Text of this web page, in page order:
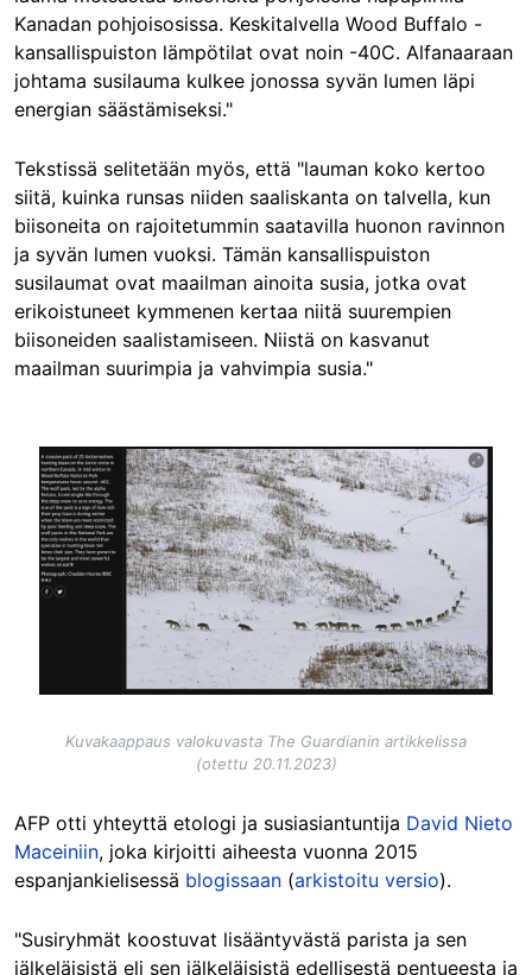
Kanadan pohjoisosissa. Keskitalvella Wood Buffalo -
kansallispuiston lämpötilat ovat noin -40C. Alfanaaraan
johtama susilauma kulkee jonossa syvän lumen läpi
energian säästämiseksi."
Tekstissä selitetään myös, että "lauman koko kertoo
siitä, kuinka runsas niiden saaliskanta on talvella, kun
biisoneita on rajoitetummin saatavilla huonon ravinnon
ja syvän lumen vuoksi. Tämän kansallispuiston
susilaumat ovat maailman ainoita susia, jotka ovat
erikoistuneet kymmenen kertaa niitä suurempien
biisoneiden saalistamiseen. Niistä on kasvanut
maailman suurimpia ja vahvimpia susia."
Image
Kuvakaappaus valokuvasta The Guardianin artikkelissa
(otettu 20.11.2023)
AFP otti yhteyttä etologi ja susiasiantuntija David Nieto
Maceiniin, joka kirjoitti aiheesta vuonna 2015
espanjankielisessä blogissaan (arkistoitu versio).
"Susiryhmät koostuvat lisääntyvästä parista ja sen
jälkeläisistä eli sen jälkeläisistä edellisestä pentueesta ja